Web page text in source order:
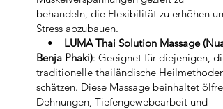
behandeln, die Flexibilität zu erhöhen und
Stress abzubauen.
• LUMA Thai Solution Massage
Benja Phaki): Geeignet für diejenigen, die
traditionelle thailändische Heilmethoden
schätzen. Diese Massage beinhaltet
Dehnungen, Tiefengewebearbeit und